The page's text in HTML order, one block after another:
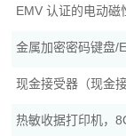
EMV 认证的电动磁
金属加密密码键盘/
现金接受器（现金
热敏收据打印机，